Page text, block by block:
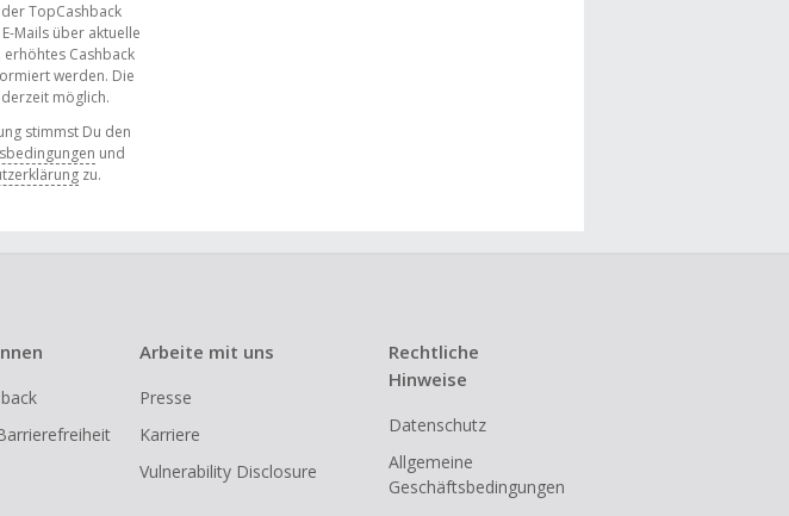
TopCashback
Mails über aktuelle
erhöhtes Cashback
werden. Die
möglich.
stimmst Du den
und
zu.
Arbeite mit uns
Presse
Karriere
Vulnerability Disclosure
Rechtliche
Hinweise
Datenschutz
Allgemeine
Geschäftsbedingungen